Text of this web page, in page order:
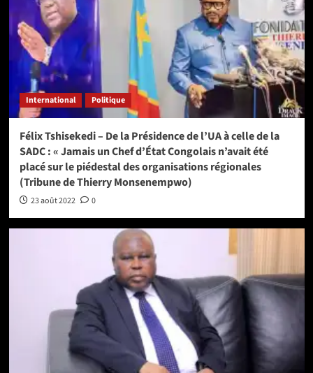
International Politique
Félix Tshisekedi – De la Présidence de l’UA à celle de la
SADC : « Jamais un Chef d’État Congolais n’avait été
placé sur le piédestal des organisations régionales
(Tribune de Thierry Monsenempwo)
23 août 2022 0